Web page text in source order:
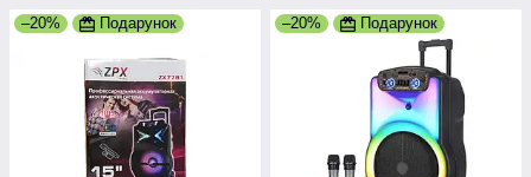
–20% Подарунок –20% Подарунок